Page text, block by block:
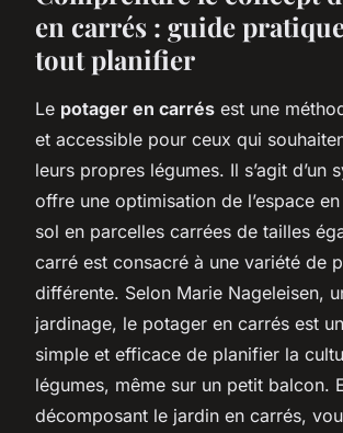
en carrés : guide
tout planifier
Le potager en carrés est une
et accessible pour ceux qui
leurs propres légumes. Il s’agit d’un
offre une optimisation de l’espace
sol en parcelles carrées de tailles
carré est consacré à une variété de
différente. Selon Marie Nageleisen,
jardinage, le potager en carrés est
simple et efficace de planifier la
légumes, même sur un petit balcon.
décomposant le jardin en carrés,